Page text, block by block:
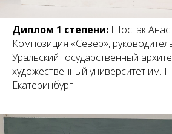
Диплом 1 степени: Шостак
Композиция «Север»,
Уральский государственный
художественный университет им.
Екатеринбург